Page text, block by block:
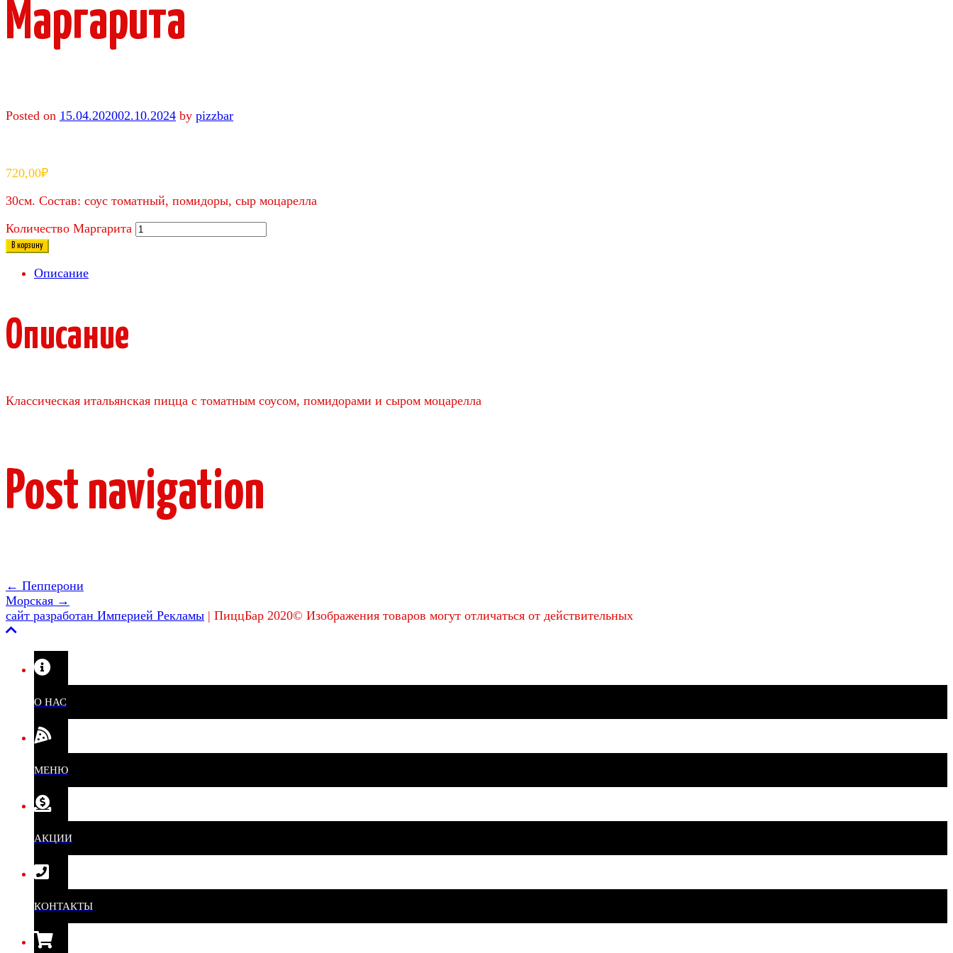
Маргарита
Posted on 15.04.202002.10.2024 by pizzbar
720,00₽
30см. Состав: соус томатный, помидоры, сыр моцарелла
Количество Маргарита
В корзину
Описание
Описание
Классическая итальянская пицца с томатным соусом, помидорами и сыром моцарелла
Post navigation
← Пепперони
Морская →
сайт разработан Империей Рекламы | ПиццБар 2020© Изображения товаров могут отличаться от действительных
О НАС
МЕНЮ
АКЦИИ
КОНТАКТЫ